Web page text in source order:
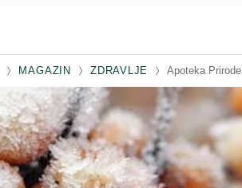
MAGAZIN ZDRAVLJE Apoteka Prirode